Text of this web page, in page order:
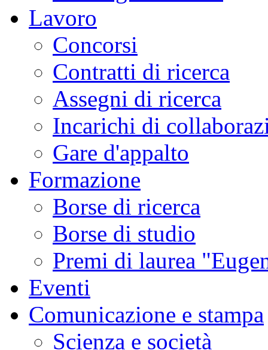
Lavoro
Concorsi
Contratti di ricerca
Assegni di ricerca
Incarichi di
Gare d'appalto
Formazione
Borse di ricerca
Borse di studio
Premi di laurea
Eventi
Comunicazione e stampa
Scienza e società